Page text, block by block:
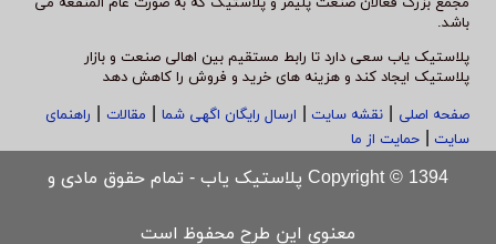
باشد.
پلاستیک یاب سعی دارد تا رابط مستقیم بین اهالی صنعت و بازار
پلاستیک ایجاد کند و هزینه های خرید و فروش را کاهش دهد
صفحه اصلی | نقشه سایت | ارسال رایگان اگهی شما | مقالات | راهنمای
سایت | حمایت از ما
Copyright © 1394 پلاستیک یاب - تمام حقوق مادی و
معنوی این طرح محفوظ است